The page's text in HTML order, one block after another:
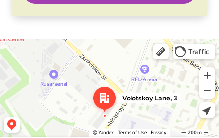
Москва
Яндекс Карты — транспорт, навигация, поиск мест